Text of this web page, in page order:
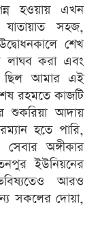
হওয়ায় এখন
সহজ,
শেখ
লাঘব করা এবং
ছিল আমার এই
রহমতে কাজটি
শুকরিয়া আদায়
হতে পারি,
অঙ্গীকার
ইউনিয়নের
আরও
সকলের দোয়া,